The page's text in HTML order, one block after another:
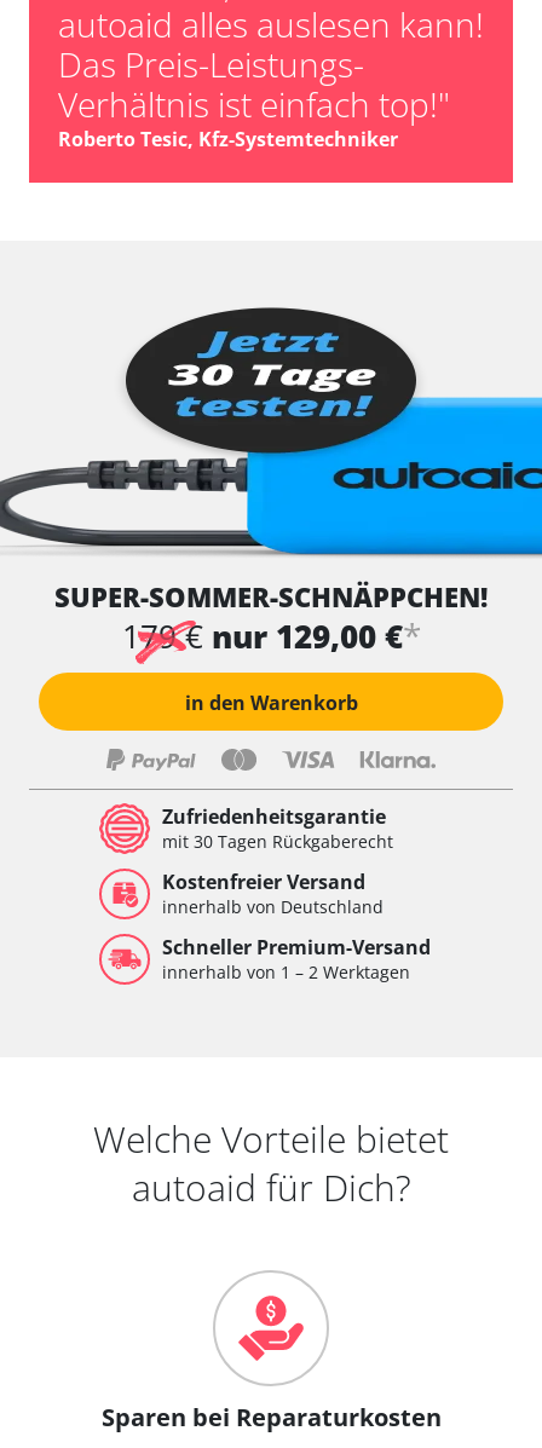
autoaid alles auslesen kann!
Das Preis-Leistungs-
Verhältnis ist einfach top!"
Roberto Tesic, Kfz-Systemtechniker
SUPER-SOMMER-SCHNÄPPCHEN!
179 € nur 129,00 €*
in den Warenkorb
Zufriedenheitsgarantie
mit 30 Tagen Rückgaberecht
Kostenfreier Versand
innerhalb von Deutschland
Schneller Premium-Versand
innerhalb von 1 – 2 Werktagen
Welche Vorteile bietet
autoaid für Dich?
Sparen bei Reparaturkosten